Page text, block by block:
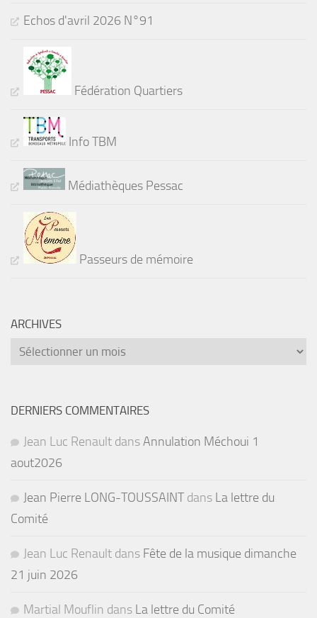
Echos d'avril 2026 N°91
Fédération Quartiers
Info TBM
Médiathèques Pessac
Passeurs de mémoire
ARCHIVES
Archives
DERNIERS COMMENTAIRES
Jean Luc Renault dansAnnulation Méchoui 1
aout2026
Jean Pierre LONG-TOUSSAINTdans La lettre du
Comité
Jean Luc Renault dans Fête de la musique dimanche
21 juin 2026
Martial Mouflin dans La lettre du Comité